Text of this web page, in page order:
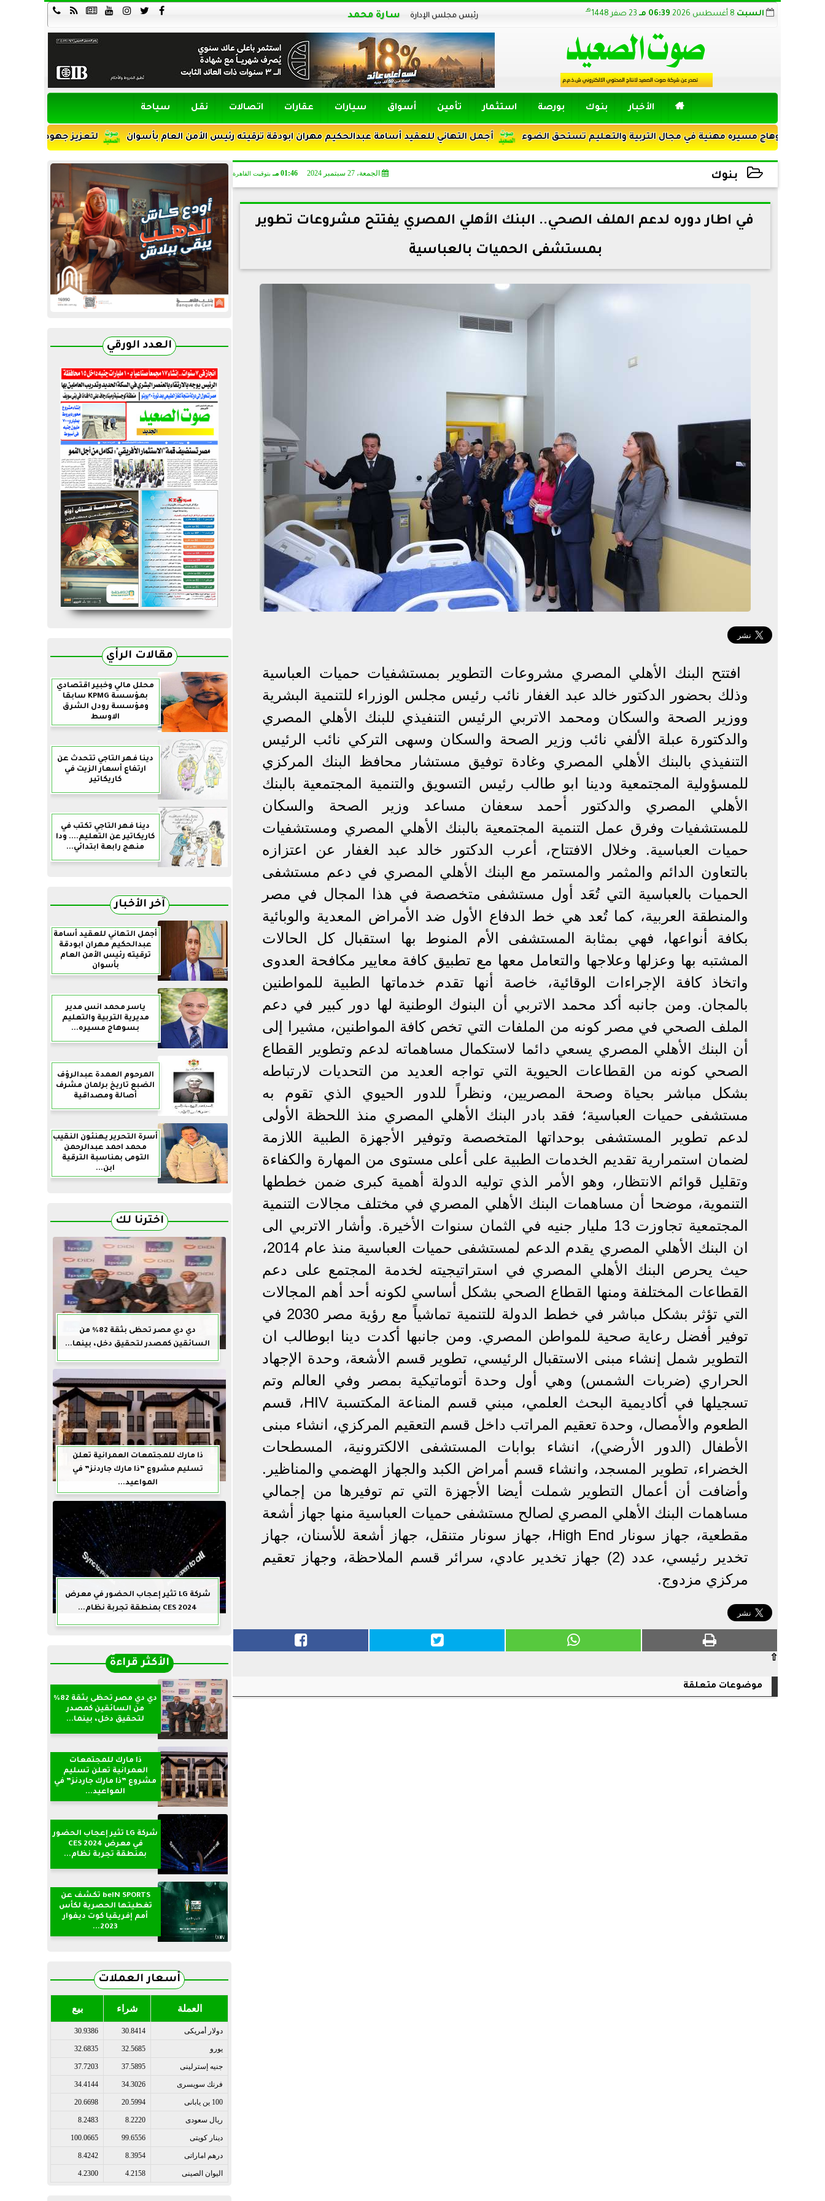






 السبت 06:39 مـ هـ
رئيس مجلس الإدارة سارة محمد
 الأخبار بنوك بورصة استثمار تأمين أسواق سيارات عقارات اتصالات نقل سياحة
لتعزيز جهود التنمية ومواجهة أجمل التهاني للعقيد أسامة عبدالحكيم مهران ابودقة ترقيته رئيس الأمن العام بأسوان مسيره مهنية في مجال التربية والتعليم تستحق الضوء
بنوك الجمعة، 27 سبتمبر 2024 01:46 مـ بتوقيت القاهرة
2024-09-27 13:46:09
في اطار دوره لدعم الملف الصحي.. البنك الأهلي المصري يفتتح مشروعات تطوير
بمستشفى الحميات بالعباسية
افتتح البنك الأهلي المصري مشروعات التطوير بمستشفيات حميات العباسية
وذلك بحضور الدكتور خالد عبد الغفار نائب رئيس مجلس الوزراء للتنمية البشرية
ووزير الصحة والسكان ومحمد الاتربي الرئيس التنفيذي للبنك الأهلي المصري
والدكتورة عبلة الألفي نائب وزير الصحة والسكان وسهى التركي نائب الرئيس
التنفيذي بالبنك الأهلي المصري وغادة توفيق مستشار محافظ البنك المركزي
للمسؤولية المجتمعية ودينا ابو طالب رئيس التسويق والتنمية المجتمعية بالبنك
الأهلي المصري والدكتور أحمد سعفان مساعد وزير الصحة والسكان
للمستشفيات وفرق عمل التنمية المجتمعية بالبنك الأهلي المصري ومستشفيات
حميات العباسية. وخلال الافتتاح، أعرب الدكتور خالد عبد الغفار عن اعتزازه
بالتعاون الدائم والمثمر والمستمر مع البنك الأهلي المصري في دعم مستشفى
الحميات بالعباسية التي تُعَد أول مستشفى متخصصة في هذا المجال في مصر
والمنطقة العربية، كما تُعد هي خط الدفاع الأول ضد الأمراض المعدية والوبائية
بكافة أنواعها، فهي بمثابة المستشفى الأم المنوط بها استقبال كل الحالات
المشتبه بها وعزلها وعلاجها والتعامل معها مع تطبيق كافة معايير مكافحة العدوى
واتخاذ كافة الإجراءات الوقائية، خاصة أنها تقدم خدماتها الطبية للمواطنين
بالمجان. ومن جانبه أكد محمد الاتربي أن البنوك الوطنية لها دور كبير في دعم
الملف الصحي في مصر كونه من الملفات التي تخص كافة المواطنين، مشيرا إلى
أن البنك الأهلي المصري يسعي دائما لاستكمال مساهماته لدعم وتطوير القطاع
الصحي كونه من القطاعات الحيوية التي تواجه العديد من التحديات لارتباطه
بشكل مباشر بحياة وصحة المصريين، ونظراً للدور الحيوي الذي تقوم به
مستشفى حميات العباسية؛ فقد بادر البنك الأهلي المصري منذ اللحظة الأولى
لدعم تطوير المستشفى بوحداتها المتخصصة وتوفير الأجهزة الطبية اللازمة
لضمان استمرارية تقديم الخدمات الطبية على أعلى مستوى من المهارة والكفاءة
وتقليل قوائم الانتظار، وهو الأمر الذي توليه الدولة أهمية كبرى ضمن خططها
التنموية، موضحا أن مساهمات البنك الأهلي المصري في مختلف مجالات التنمية
المجتمعية تجاوزت 13 مليار جنيه في الثمان سنوات الأخيرة. وأشار الاتربي الى
ان البنك الأهلي المصري يقدم الدعم لمستشفى حميات العباسية منذ عام 2014،
حيث يحرص البنك الأهلي المصري في استراتيجيته لخدمة المجتمع على دعم
القطاعات المختلفة ومنها القطاع الصحي بشكل أساسي لكونه أحد أهم المجالات
التي تؤثر بشكل مباشر في خطط الدولة للتنمية تماشياً مع رؤية مصر 2030 في
توفير أفضل رعاية صحية للمواطن المصري. ومن جانبها أكدت دينا ابوطالب ان
التطوير شمل إنشاء مبنى الاستقبال الرئيسي، تطوير قسم الأشعة، وحدة الإجهاد
الحراري (ضربات الشمس) وهي أول وحدة أتوماتيكية بمصر وفي العالم وتم
تسجيلها في أكاديمية البحث العلمي، مبني قسم المناعة المكتسبة HIV، قسم
الطعوم والأمصال، وحدة تعقيم المراتب داخل قسم التعقيم المركزي، انشاء مبنى
الأطفال (الدور الأرضي)، انشاء بوابات المستشفى الالكترونية، المسطحات
الخضراء، تطوير المسجد، وانشاء قسم أمراض الكبد والجهاز الهضمي والمناظير.
وأضافت أن أعمال التطوير شملت أيضا الأجهزة التي تم توفيرها من إجمالي
مساهمات البنك الأهلي المصري لصالح مستشفى حميات العباسية منها جهاز أشعة
مقطعية، جهاز سونار High End، جهاز سونار متنقل، جهاز أشعة للأسنان، جهاز
تخدير رئيسي، عدد (2) جهاز تخدير عادي، سرائر قسم الملاحظة، وجهاز تعقيم
مركزي مزدوج.
⇧
موضوعات متعلقة
العدد الورقي
مقالات الرأي
محلل مالي وخبير اقتصادي
بمؤسسة KPMG سابقا
ومؤسسة رودل الشرق
الاوسط
دينا فهر التاجي تتحدث عن
ارتفاع أسعار الزيت في
كاريكاتير
دينا فهر التاجي تكتب في
كاريكاتير عن التعليم.... ودا
منهج رابعة ابتدائي...
آخر الأخبار
أجمل التهاني للعقيد أسامة
عبدالحكيم مهران ابودقة
ترقيته رئيس الأمن العام
بأسوان
ياسر محمد انس مدير
مديرية التربية والتعليم
بسوهاج مسيره...
المرحوم العمدة عبدالرؤف
الضبع تاريخ برلمان مشرف
أصالة ومصداقية
أسرة التحرير يهنئون النقيب
محمد احمد عبدالرحمن
التومى بمناسبة الترقية
ابن...
اخترنا لك
دي دي مصر تحظى بثقة 82% من
السائقين كمصدر لتحقيق دخل، بينما...
ذا مارك للمجتمعات العمرانية تعلن
تسليم مشروع ”ذا مارك جاردنز” في
المواعيد...
شركة LG تثير إعجاب الحضور في معرض
CES 2024 بمنطقة تجربة نظام...
الأكثر قراءةً
دي دي مصر تحظى بثقة 82%
من السائقين كمصدر
لتحقيق دخل، بينما...
ذا مارك للمجتمعات
العمرانية تعلن تسليم
مشروع ”ذا مارك جاردنز” في
المواعيد...
شركة LG تثير إعجاب الحضور
في معرض CES 2024
بمنطقة تجربة نظام...
beIN SPORTS تكشف عن
تغطيتها الحصرية لكأس
أمم إفريقيا كوت ديفوار
2023...
أسعار العملات
العملة شراء بيع
دولار أمريكى 30.8414
30.9386
يورو 32.5685
32.6835
جنيه إسترلينى 37.5895
37.7203
فرنك سويسرى 34.3026
34.4144
100 ين يابانى 20.5994
20.6698
ريال سعودى 8.2220
8.2483
دينار كويتى 99.6556
100.0665
درهم اماراتى 8.3954
8.4242
اليوان الصينى 4.2158
4.2300